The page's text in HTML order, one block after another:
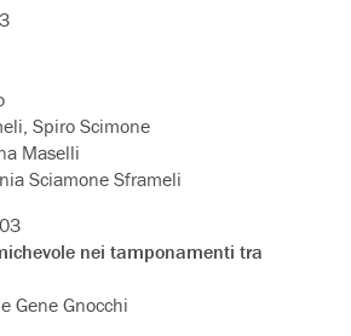
Spiro Scimone
Maselli
Sciamone Sframeli
nei tamponamenti tra
Gene Gnocchi